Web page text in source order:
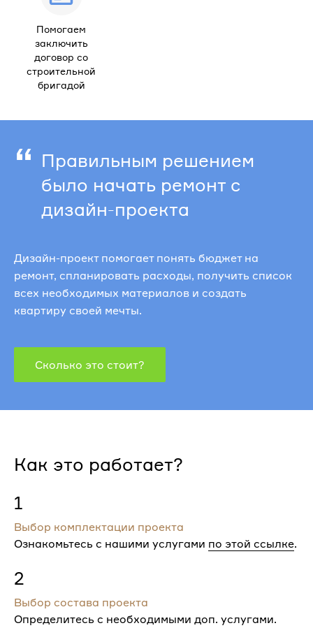
Помогаем
заключить
договор со
строительной
бригадой
“ Правильным решением
было начать ремонт с
дизайн-проекта
Дизайн-проект помогает понять бюджет на
ремонт, спланировать расходы, получить список
всех необходимых материалов и создать
квартиру своей мечты.
Сколько это стоит?
Как это работает?
1
Выбор комплектации проекта
Ознакомьтесь с нашими услугами по этой ссылке.
2
Выбор состава проекта
Определитесь с необходимыми доп. услугами.